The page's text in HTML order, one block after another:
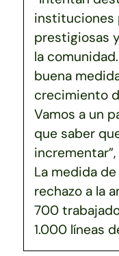
instituciones
prestigiosas
la
buena
crecimiento
Vamos a un
que saber
La medida
rechazo a la
700
1.000 líneas